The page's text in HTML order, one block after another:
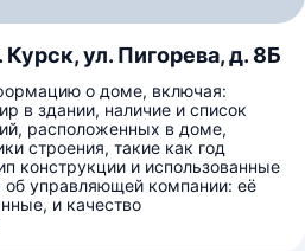
Курск, ул. Пигорева, д. 8Б
о доме, включая:
в здании, наличие и список
расположенных в доме,
строения, такие как год
конструкции и использованные
управляющей компании: её
и качество